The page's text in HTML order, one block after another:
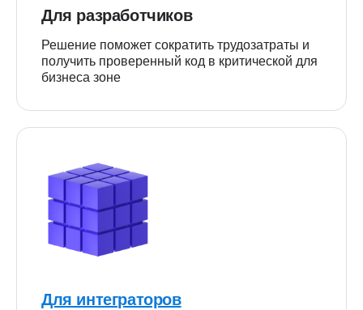
Для разработчиков
Решение поможет сократить трудозатраты и
получить проверенный код в критической для
бизнеса зоне
Для интеграторов